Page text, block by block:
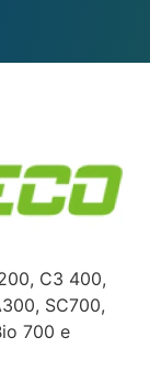
C3 400,
SC700,
700 e